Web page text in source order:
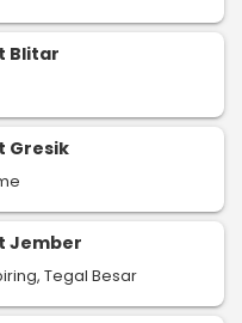
Blitar
Gresik
Jember
Tegal Besar